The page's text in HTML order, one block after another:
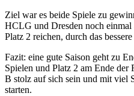
Ziel war es beide Spiele zu
HCLG und Dresden noch
Platz 2 reichen, durch das
Fazit: eine gute Saison geht zu
Spielen und Platz 2 am Ende der
B stolz auf sich sein und mit viel
starten.